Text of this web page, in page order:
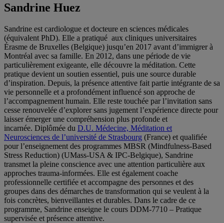
Sandrine Huez
Sandrine est cardiologue et docteure en sciences médicales
(équivalent PhD). Elle a pratiqué aux cliniques universitaires
Érasme de Bruxelles (Belgique) jusqu’en 2017 avant d’immigrer à
Montréal avec sa famille. En 2012, dans une période de vie
particulièrement exigeante, elle découvre la méditation. Cette
pratique devient un soutien essentiel, puis une source durable
d’inspiration. Depuis, la présence attentive fait partie intégrante de sa
vie personnelle et a profondément influencé son approche de
l’accompagnement humain. Elle reste touchée par l’invitation sans
cesse renouvelée d’explorer sans jugement l’expérience directe pour
laisser émerger une compréhension plus profonde et
incarnée. Diplômée du D.U. Médecine, Méditation et
Neurosciences de l’université de Strasbourg (France) et qualifiée
pour l’enseignement des programmes MBSR (Mindfulness-Based
Stress Reduction) (UMass-USA & IPC-Belgique), Sandrine
transmet la pleine conscience avec une attention particulière aux
approches trauma-informées. Elle est également coache
professionnelle certifiée et accompagne des personnes et des
groupes dans des démarches de transformation qui se veulent à la
fois concrètes, bienveillantes et durables. Dans le cadre de ce
programme, Sandrine enseigne le cours DDM-7710 – Pratique
supervisée et présence attentive.